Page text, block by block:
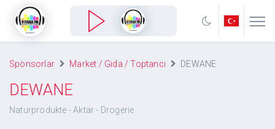
Sponsorlar Market / Gıda / Toptancı DEWANE
DEWANE
Naturprodukte - Aktar - Drogerie